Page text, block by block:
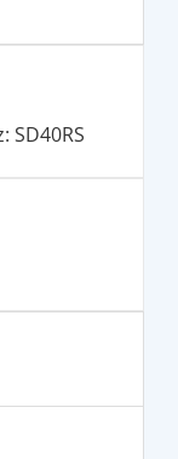
SD40RS